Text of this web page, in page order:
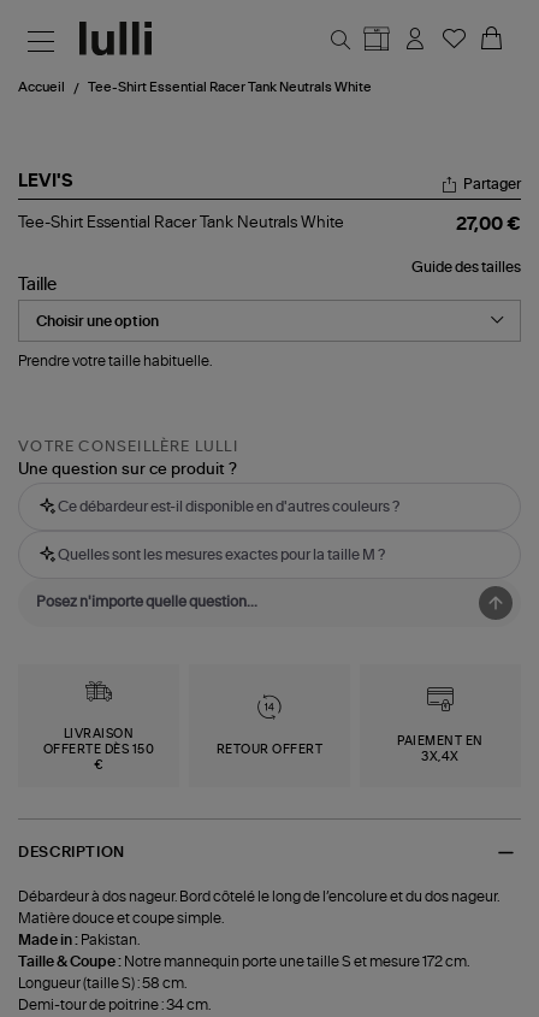
Accueil Tee-Shirt Essential Racer Tank Neutrals White
LEVI'S
Tee-
Racer
Tank
Neutrals
Partager
Tee-Shirt Essential Racer Tank Neutrals White 27,00 €
Guide des tailles
Taille
Prendre votre taille habituelle.
VOTRE CONSEILLÈRE LULLI
Une question sur ce produit ?
Ce débardeur est-il disponible en d'autres couleurs ?
Quelles sont les mesures exactes pour la taille M ?
LIVRAISON
OFFERTE DÈS 150
€
RETOUR OFFERT
PAIEMENT EN
3X,4X
DESCRIPTION
Débardeur à dos nageur. Bord côtelé le long de l’encolure et du dos nageur.
Matière douce et coupe simple.
Made in : Pakistan.
Taille & Coupe : Notre mannequin porte une taille S et mesure 172 cm.
Longueur (taille S) : 58 cm.
Demi-tour de poitrine : 34 cm.